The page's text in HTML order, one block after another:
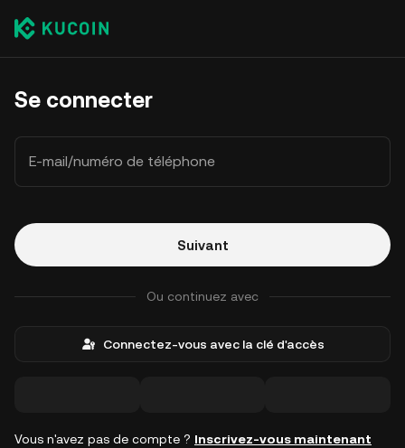
Se connecter
E-mail/numéro de téléphone
Suivant
Ou continuez avec
Connectez-vous avec la clé d'accès
Vous n'avez pas de compte ? Inscrivez-vous maintenant